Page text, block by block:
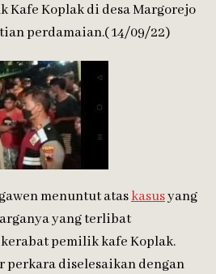
Kafe Koplak di desa Margorejo
perdamaian.( 14/09/22)
menuntut ataskasusyang
yang terlibat
pemilik kafe Koplak.
perkara diselesaikan dengan